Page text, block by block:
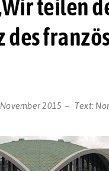
teilen
des
2015 Text: